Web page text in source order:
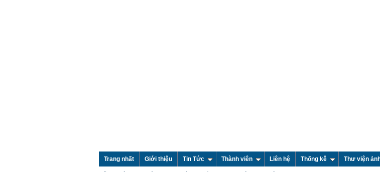
Trang nhất Giới thiệu Tin Tức Thành viên Liên hệ Thống kê Thư viện